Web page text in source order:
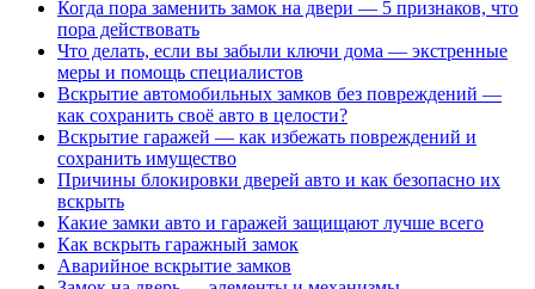
Когда пора заменить замок на двери — 5 признаков, что
пора действовать
Что делать, если вы забыли ключи дома — экстренные
меры и помощь специалистов
Вскрытие автомобильных замков без повреждений —
как сохранить своё авто в целости?
Вскрытие гаражей — как избежать повреждений и
сохранить имущество
Причины блокировки дверей авто и как безопасно их
вскрыть
Какие замки авто и гаражей защищают лучше всего
Как вскрыть гаражный замок
Аварийное вскрытие замков